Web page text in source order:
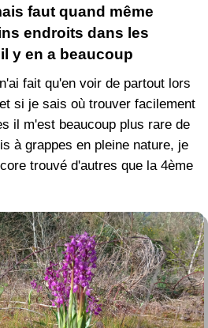
faut quand même
endroits dans les
y en a beaucoup
fait qu'en voir de partout lors
si je sais où trouver facilement
il m'est beaucoup plus rare de
à grappes en pleine nature, je
trouvé d'autres que la 4ème